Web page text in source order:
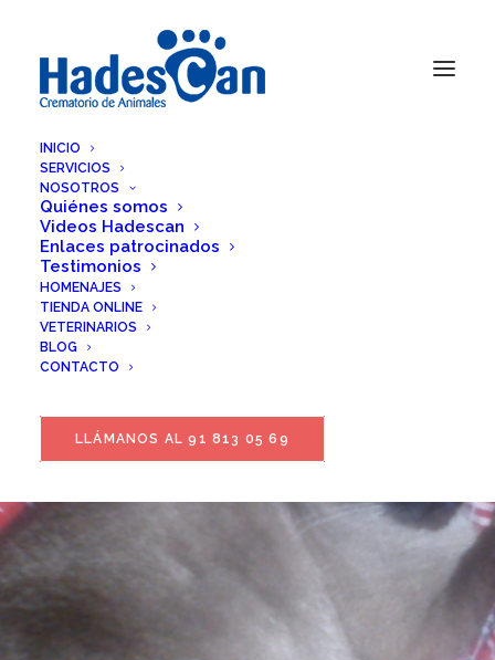
INICIO
SERVICIOS
NOSOTROS
Quiénes somos
Videos Hadescan
Enlaces patrocinados
Testimonios
HOMENAJES
TIENDA ONLINE
VETERINARIOS
BLOG
CONTACTO
LLÁMANOS AL 91 813 05 69